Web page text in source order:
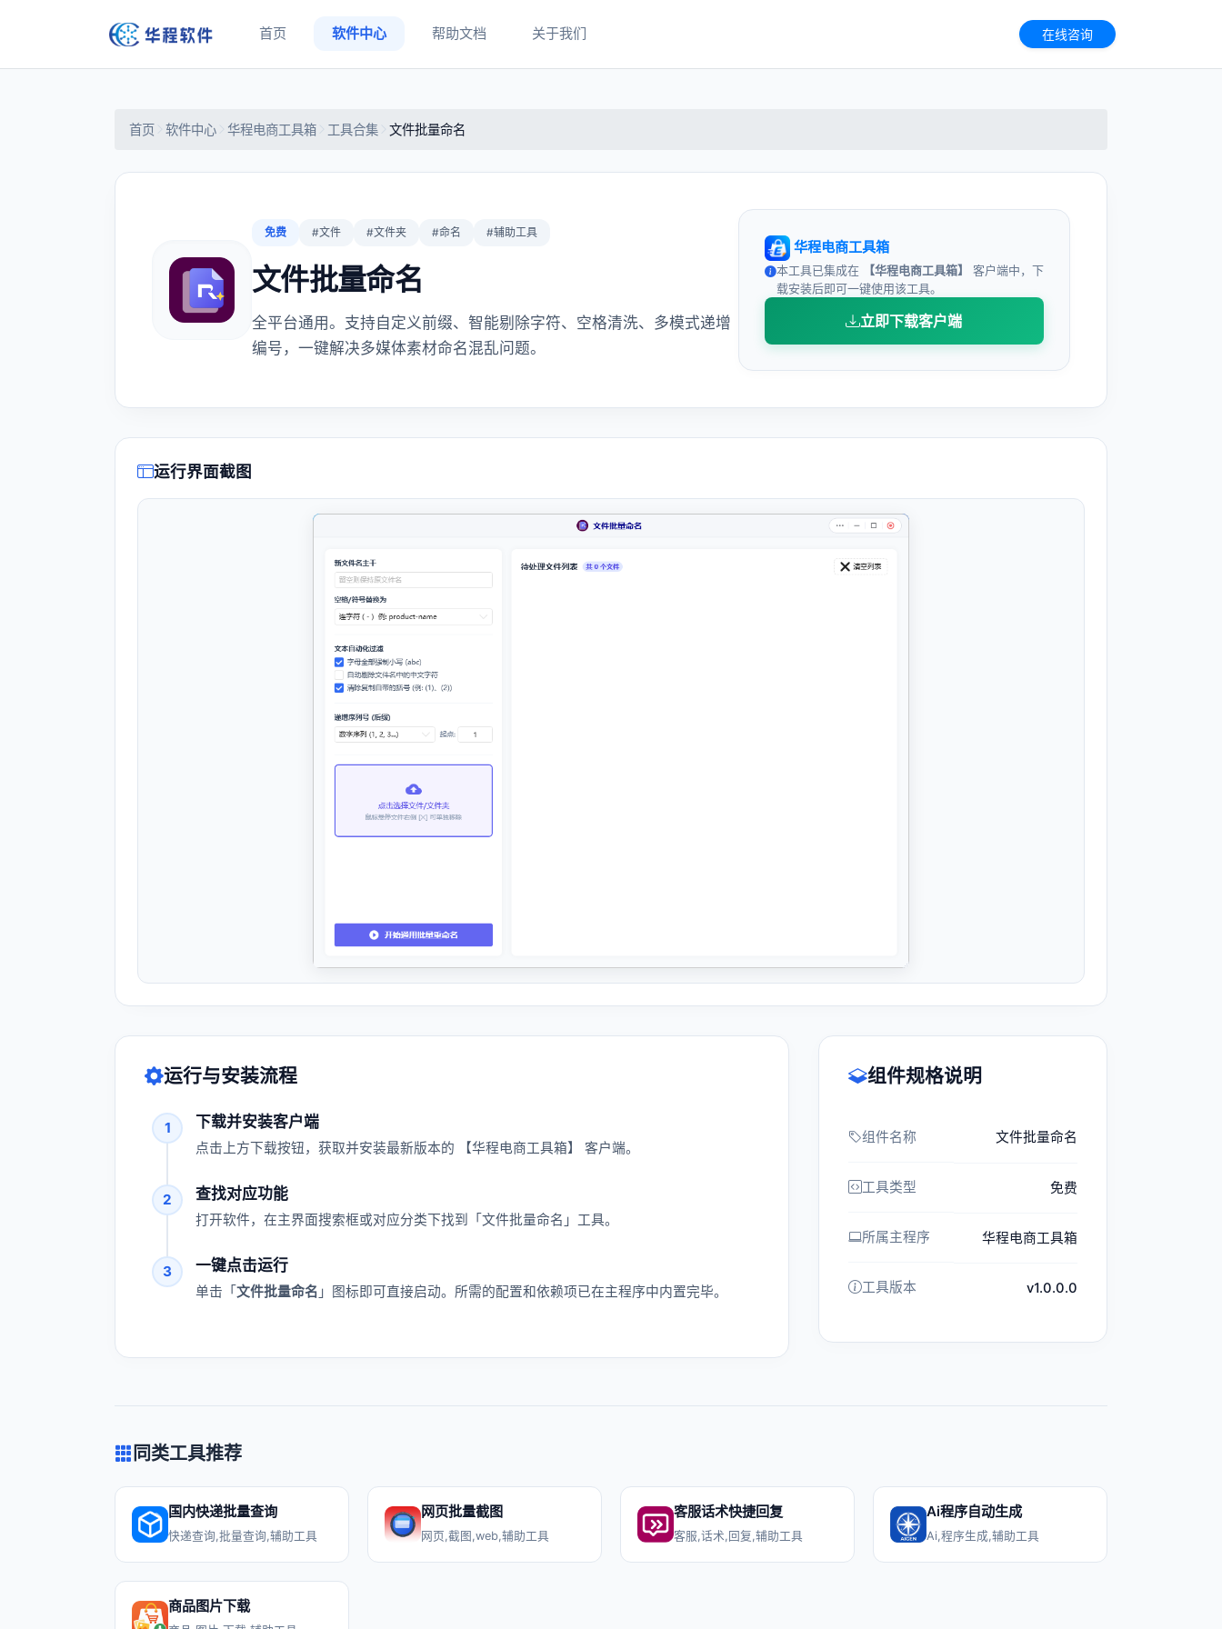
在线咨询
首页 软件中心 帮助文档 关于我们
首页 软件中心 华程电商工具箱 工具合集 文件批量命名
免费 #文件 #文件夹 #命名 #辅助工具
文件批量命名
全平台通用。支持自定义前缀、智能剔除字符、空格清洗、多模式递增
编号，一键解决多媒体素材命名混乱问题。
华程电商工具箱
本工具已集成在 【华程电商工具箱】
客户端中，下
载安装后即可一键使用该工具。
立即下载客户端
运行界面截图
运行与安装流程
1 下载并安装客户端
点击上方下载按钮，获取并安装最新版本的 【华程电商工具箱】 客户端。
2 查找对应功能
打开软件，在主界面搜索框或对应分类下找到「文件批量命名」工具。
3 一键点击运行
单击「 文件批量命名 」图标即可直接启动。所需的配置和依赖项已在主程序中内置完毕。
组件规格说明
组件名称 文件批量命名
工具类型 免费
所属主程序 华程电商工具箱
工具版本 v1.0.0.0
同类工具推荐
国内快递批量查询
快递查询,批量查询,辅助工具
网页批量截图
网页,截图,web,辅助工具
客服话术快捷回复
客服,话术,回复,辅助工具
Ai程序自动生成
Ai,程序生成,辅助工具
商品图片下载